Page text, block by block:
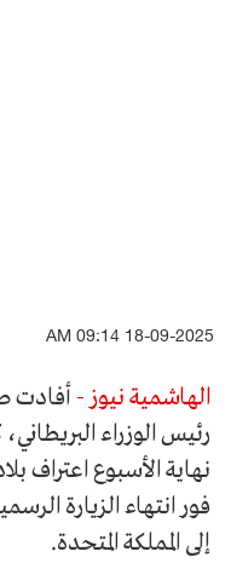
18-09-2025 09:14 AM
الهاشمية نيوز - أفادت
رئيس الوزراء
نهاية الأسبوع اعتراف
فور انتهاء الزيارة
إلى المملكة المتحدة.